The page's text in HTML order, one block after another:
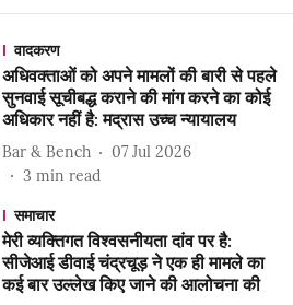
वादकरण
अधिवक्ताओं को अपने मामलों की बारी से पहले
सुनवाई सूचीबद्ध कराने की मांग करने का कोई
अधिकार नहीं है: मद्रास उच्च न्यायालय
Bar & Bench
07 Jul 2026
3 min read
समाचार
मेरी व्यक्तिगत विश्वसनीयता दांव पर है:
सीजेआई डीवाई चंद्रचूड़ ने एक ही मामले का
कई बार उल्लेख किए जाने की आलोचना की